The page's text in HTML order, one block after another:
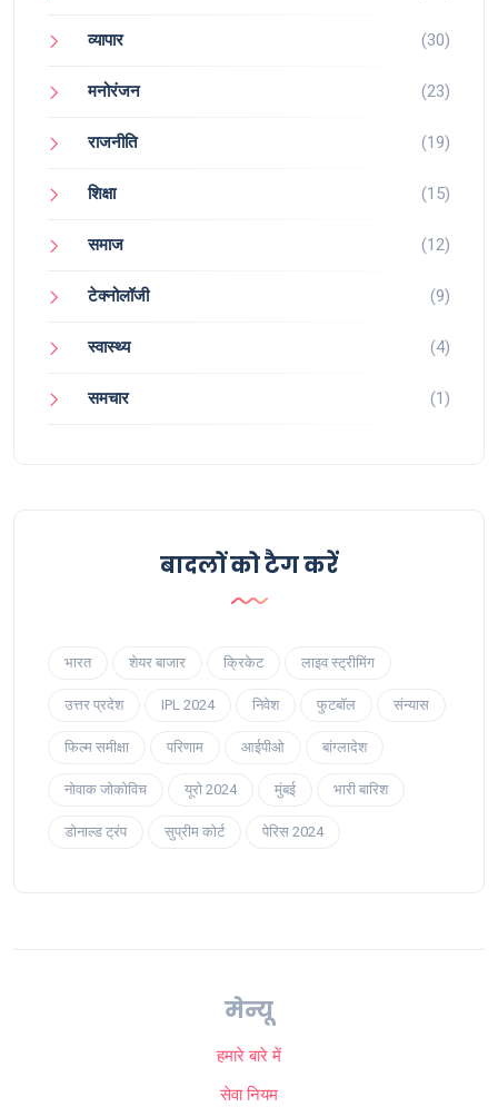
व्यापार (30)
मनोरंजन (23)
राजनीति (19)
शिक्षा (15)
समाज (12)
टेक्नोलॉजी (9)
स्वास्थ्य (4)
समचार (1)
बादलों को टैग करें
भारत शेयर बाजार क्रिकेट लाइव स्ट्रीमिंग
उत्तर प्रदेश IPL 2024 निवेश फुटबॉल संन्यास
फिल्म समीक्षा परिणाम आईपीओ बांग्लादेश
नोवाक जोकोविच यूरो 2024 मुंबई भारी बारिश
डोनाल्ड ट्रंप सुप्रीम कोर्ट पेरिस 2024
मेन्यू
हमारे बारे में
सेवा नियम